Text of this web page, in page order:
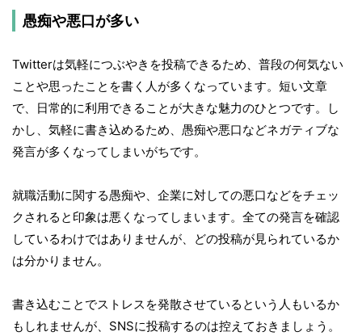
愚痴や悪口が多い
Twitterは気軽につぶやきを投稿できるため、普段の何気ない
ことや思ったことを書く人が多くなっています。短い文章
で、日常的に利用できることが大きな魅力のひとつです。し
かし、気軽に書き込めるため、愚痴や悪口などネガティブな
発言が多くなってしまいがちです。
就職活動に関する愚痴や、企業に対しての悪口などをチェッ
クされると印象は悪くなってしまいます。全ての発言を確認
しているわけではありませんが、どの投稿が見られているか
は分かりません。
書き込むことでストレスを発散させているという人もいるか
もしれませんが、SNSに投稿するのは控えておきましょう。